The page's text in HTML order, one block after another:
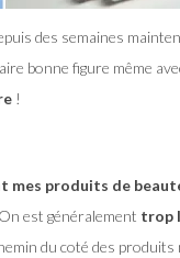
des semaines
bonne figure même
!
mes produits de
est généralement trop
du coté des produits